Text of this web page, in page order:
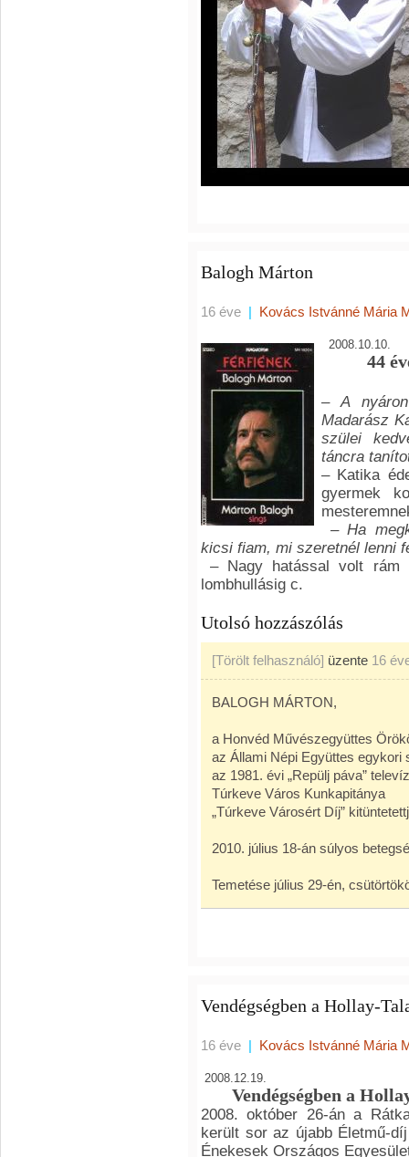
Balogh Márton
16 éve | Kovács Istvánné Mária
2008.10.10.
44
– A
Madarász
szülei
táncra
– Katika
gyermek
– Ha
kicsi fiam, mi szeretnél lenni
– Nagy hatással volt rám
lombhullásig c.
Utolsó hozzászólás
[Törölt felhasználó] üzente 16
BALOGH MÁRTON,
a Honvéd Művészegyüttes
az Állami Népi Együttes egykori
az 1981. évi „Repülj páva”
Túrkeve Város Kunkapitánya
„Túrkeve Városért Díj”
2010. július 18-án súlyos
Temetése július 29-én,
Vendégségben a Hollay-
16 éve | Kovács Istvánné Mária
2008.12.19.
Vendégségben a
2008. október 26-án a
került sor az újabb Életmű-
Énekesek Országos